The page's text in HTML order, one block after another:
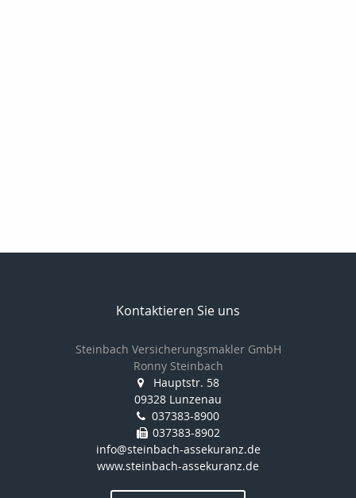
Kontaktieren Sie uns
Steinbach Versicherungsmakler GmbH
Ronny Steinbach
Hauptstr. 58
09328 Lunzenau
037383-8900
037383-8902
info@steinbach-assekuranz.de
www.steinbach-assekuranz.de